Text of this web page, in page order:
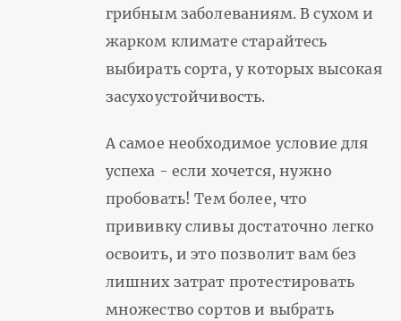
грибным заболеваниям. В сухом и
жарком климате старайтесь
выбирать сорта, у которых высокая
засухоустойчивость.
А самое необходимое условие для
успеха - если хочется, нужно
пробовать! Тем более, что
прививку сливы достаточно легко
освоить, и это позволит вам без
лишних затрат протестировать
множество сортов и выбрать